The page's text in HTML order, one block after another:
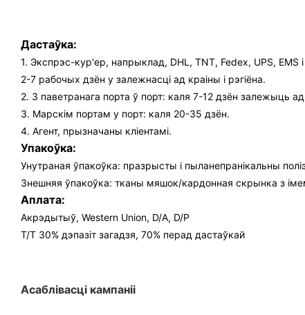
Дастаўка:
1. Экспрэс-кур'ер, напрыклад, DHL, TNT, Fedex, UPS, EMS
2-7 рабочых дзён у залежнасці ад краіны і рэгіёна.
2. З паветранага порта ў порт: каля 7-12 дзён залежыць
3. Марскім портам у порт: каля 20-35 дзён.
4. Агент, прызначаны кліентамі.
Упакоўка:
Унутраная ўпакоўка: празрысты і пыланепранікальны
Знешняя ўпакоўка: тканы мяшок/кардонная скрынка з
Аплата:
Акрэдытыў, Western Union, D/A, D/P
T/T 30% дэпазіт загадзя, 70% перад дастаўкай
Асаблівасці кампаніі